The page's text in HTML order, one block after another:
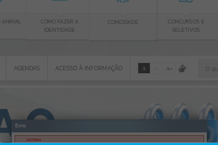
COMO FAZER A
IDENTIDADE
CONCIDADE CONCURSOS E
SELETIVOS
AGENDAS ACESSO À INFORMAÇÃO A A+
Erro
SISTEMA